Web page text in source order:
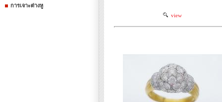
การเจาะต่างหู
view